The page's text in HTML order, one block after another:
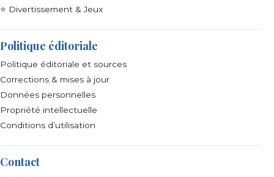
⭐ Divertissement & Jeux
Politique éditoriale
Politique éditoriale et sources
Corrections & mises à jour
Données personnelles
Propriété intellectuelle
Conditions d’utilisation
Contact